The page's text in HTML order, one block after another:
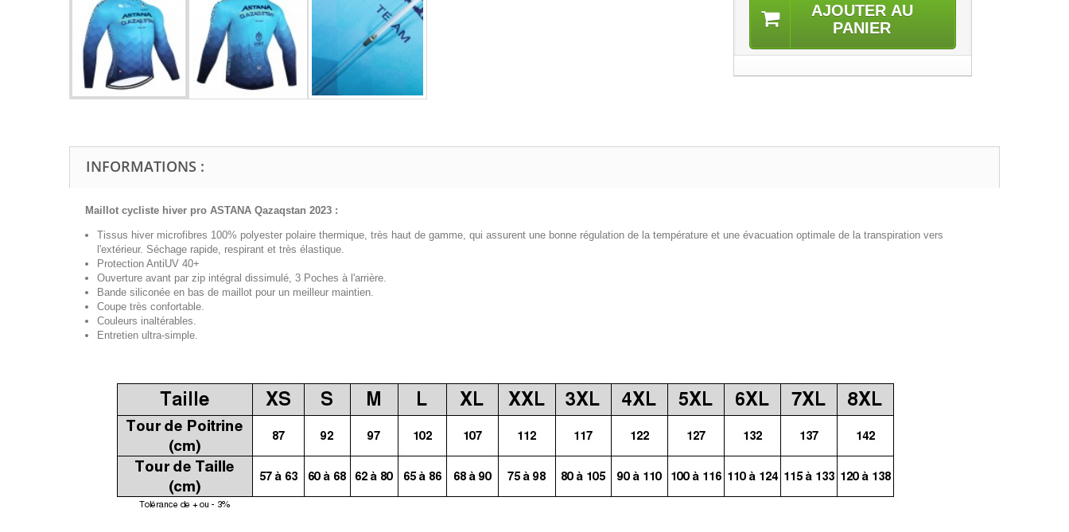
AJOUTER AU
PANIER
INFORMATIONS :
Maillot cycliste hiver pro ASTANA Qazaqstan 2023 :
Tissus hiver microfibres 100% polyester polaire thermique, très haut de gamme, qui assurent une bonne régulation de la température et une évacuation optimale de la transpiration vers
l'extérieur. Séchage rapide, respirant et très élastique.
Protection AntiUV 40+
Ouverture avant par zip intégral dissimulé, 3 Poches à l'arrière.
Bande siliconée en bas de maillot pour un meilleur maintien.
Coupe très confortable.
Couleurs inaltérables.
Entretien ultra-simple.